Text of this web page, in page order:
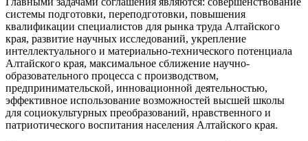
системы подготовки, переподготовки, повышения
квалификации специалистов для рынка труда Алтайского
края, развитие научных исследований, укрепление
интеллектуального и материально-технического потенциала
Алтайского края, максимальное сближение научно-
образовательного процесса с производством,
предпринимательской, инновационной деятельностью,
эффективное использование возможностей высшей школы
для социокультурных преобразований, нравственного и
патриотического воспитания населения Алтайского края.